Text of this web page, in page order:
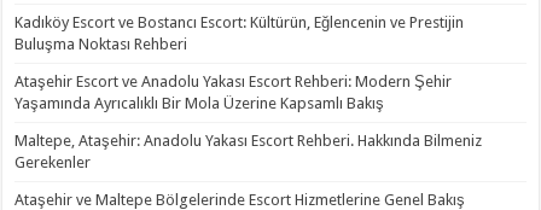
Kadıköy Escort ve Bostancı Escort: Kültürün, Eğlencenin ve Prestijin
Buluşma Noktası Rehberi
Ataşehir Escort ve Anadolu Yakası Escort Rehberi: Modern Şehir
Yaşamında Ayrıcalıklı Bir Mola Üzerine Kapsamlı Bakış
Maltepe, Ataşehir: Anadolu Yakası Escort Rehberi. Hakkında Bilmeniz
Gerekenler
Ataşehir ve Maltepe Bölgelerinde Escort Hizmetlerine Genel Bakış